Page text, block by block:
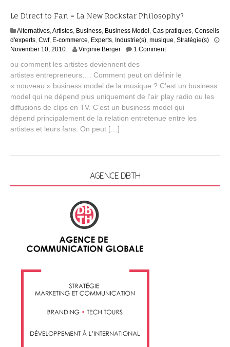
Le Direct to Fan = La New Rockstar Philosophy?
Alternatives,Artistes, Business, Business Model, Cas pratiques, Conseils
d'experts, Cwf, E-commerce, Experts, Industrie(s), musique, Stratégie(s)
November 10, 2010A
g
u
s
t
2
0
Virginie Berger 1 Comment
ou comment les artistes deviennent des
artistes entrepreneurs…. Comment peut on définir le
« nouveau » business model de la musique ? C’est un business
model qui ne dépend plus uniquement de l’air play radio ou les
diffusions de clips en TV. C’est un business model qui
dépend principalement de la relation entretenue entre les
artistes et leurs fans. On peut […]
AGENCE DBTH